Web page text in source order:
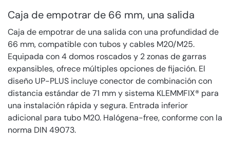
Caja de empotrar de 66 mm, una salida
Caja de empotrar de una salida con una profundidad de
66 mm, compatible con tubos y cables M20/M25.
Equipada con 4 domos roscados y 2 zonas de garras
expansibles, ofrece múltiples opciones de fijación. El
diseño UP-PLUS incluye conector de combinación con
distancia estándar de 71 mm y sistema KLEMMFIX® para
una instalación rápida y segura. Entrada inferior
adicional para tubo M20. Halógena-free, conforme con la
norma DIN 49073.